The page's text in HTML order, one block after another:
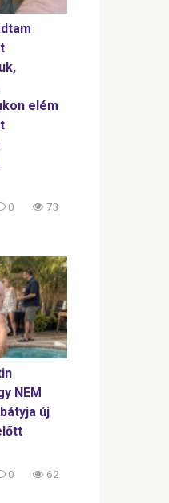
elém
0 73
NEM
új
0 62